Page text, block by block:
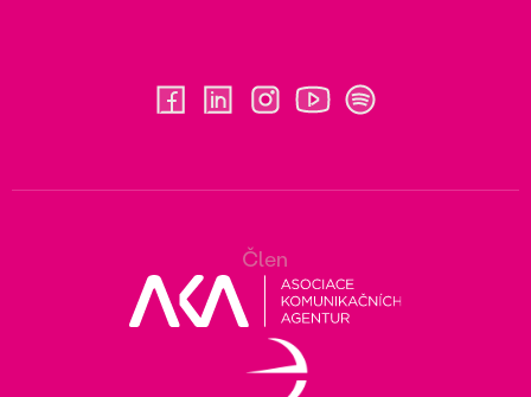
Člen